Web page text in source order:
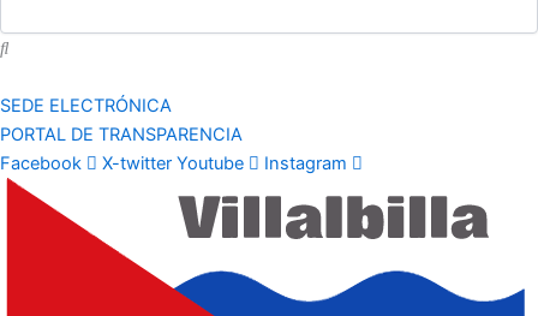
SEDE ELECTRÓNICA
PORTAL DE TRANSPARENCIA
Facebook
X-twitter Youtube Instagram